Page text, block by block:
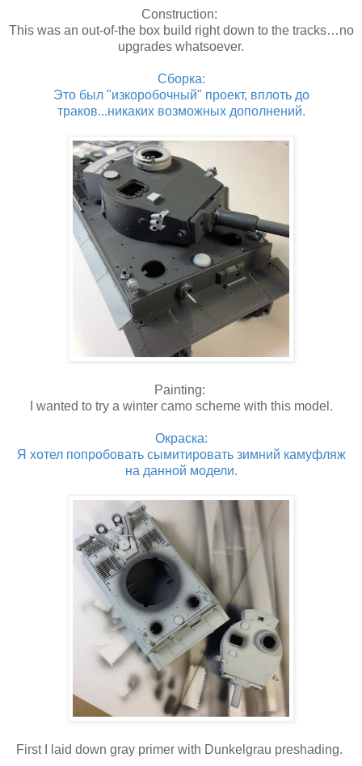
Construction:
This was an out-of-the box build right down to the tracks…no
upgrades whatsoever.
Сборка:
Это был "изкоробочный" проект, вплоть до
траков...никаких возможных дополнений.
Painting:
I wanted to try a winter camo scheme with this model.
Окраска:
Я хотел попробовать сымитировать зимний камуфляж
на данной модели.
First I laid down gray primer with Dunkelgrau preshading.